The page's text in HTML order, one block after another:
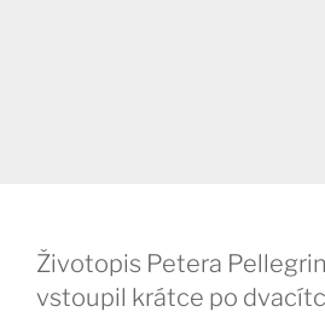
Životopis Petera
vstoupil krátce po